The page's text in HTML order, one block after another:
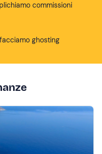
commissioni
ghosting